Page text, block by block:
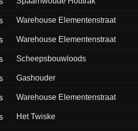
Warehouse Elementenstraat
Warehouse Elementenstraat
Scheepsbouwloods
Gashouder
Warehouse Elementenstraat
Het Twiske